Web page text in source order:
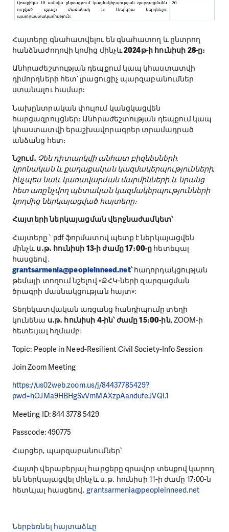
Հայտերը գնահատվելու են գնահատող և ընտրող
հանձնաժողովի կոմից մինչև2024թ-ի հունիսի 28-ը։
Անհրաժեշտության դեպքում կապ կհաստատվի
դիմորդների հետ՝ լրացուցիչ պարզաբանումներ
ստանալու համար:
Նախընտրական փուլում կանցկացվեն
հարցազրույցներ։ Անհրաժեշտության դեպքում կապ
կհաստատվի երաշխավորագրեր տրամադրած
անձանց հետ։
Նշում․ Չեն դիտարկվի անհատ բիզնեսների,
կրոնական և քաղաքական կազմակերպությունների,
ինչպես նաև կառավարման մարմինների և նրանց
հետ առընչվող պետական կազմակերպությունների
կողմից ներկայացված հայտերը։
Հայտերի ներկայացման վերջնաժամկետ՝
Հայտերը` pdf ֆորմատով պետք է ներկայացվեն
մինչևս․թ․ հունիսի 13-ի ժամը 17։00-ը հետեւյալ
հասցեով․
grantsarmenia@peopleinneed.net՝հաղորդակցության
թեմայի տողում նշելով «ՔՀԿ-ների զարգացման
ծրագրի մասնակցության հայտ»:
Տեղեկատվական առցանց հանդիպումը տեղի
կունենա ս․թ․ հունիսի 4-ին՝ ժամը 15։00-ին, ZOOM-ի
հետեւյալ հղմամբ։
Topic: People in Need-Resilient Civil Society-Info Session
Join Zoom Meeting
https://us02web.zoom.us/j/84437785429?
pwd=hOJMa9HBHgSvVmMAXzpAandufeJVQl.1
Meeting ID: 844 3778 5429
Passcode: 490775
Հարցեր, պարզաբանումներ՝
Հայտի վերաբերյալ հարցերը գրավոր տեսքով կարող
են ներկայացվել մինչև ս․թ․ հունիսի 11-ի ժամը 17։00-ն
հետևյալ հասցեով․grantsarmenia@peopleinneed.net
Ներբեռնել հայտաձևը